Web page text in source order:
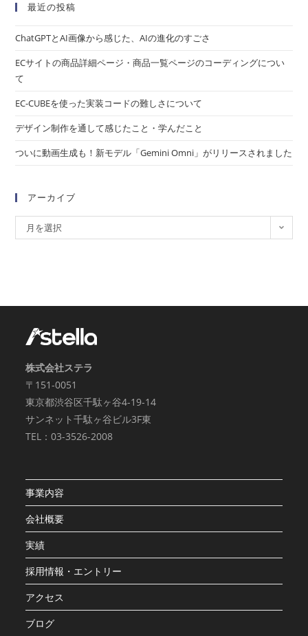
最近の投稿
ChatGPTとAI画像から感じた、AIの進化のすごさ
ECサイトの商品詳細ページ・商品一覧ページのコーディングについ
て
EC-CUBEを使った実装コードの難しさについて
デザイン制作を通して感じたこと・学んだこと
ついに動画生成も！新モデル「Gemini Omni」がリリースされました
アーカイブ
月を選択
株式会社ステラ
〒151-0051
東京都渋谷区千駄ヶ谷4-19-14
サンネット千駄ヶ谷ビル3F東
TEL：03-3526-2008
事業内容
会社概要
実績
採用情報・エントリー
アクセス
ブログ